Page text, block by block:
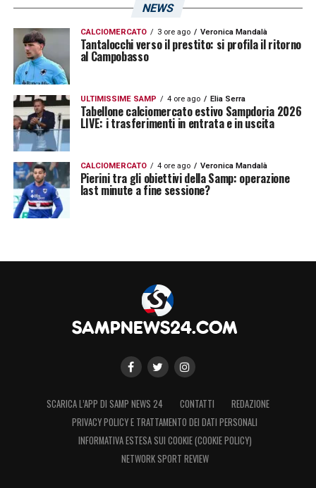
Cartellini gialli: 2
Cartellini rossi: 0.
LA PLAYLIST DELLE NOSTRE TOP NEWS
NEWS
CALCIOMERCATO 3 ore ago Veronica Mandalà
Tantalocchi verso il prestito: si profila il ritorno
al Campobasso
ULTIMISSIME SAMP 4 ore ago Elia Serra
Tabellone calciomercato estivo Sampdoria 2026
LIVE: i trasferimenti in entrata e in uscita
CALCIOMERCATO 4 ore ago Veronica Mandalà
Pierini tra gli obiettivi della Samp: operazione
last minute a fine sessione?
SCARICA L’APP DI SAMP NEWS 24 CONTATTI
REDAZIONE
PRIVACY POLICY E TRATTAMENTO DEI DATI PERSONALI
INFORMATIVA ESTESA SUI COOKIE (COOKIE POLICY)
NETWORK SPORT REVIEW